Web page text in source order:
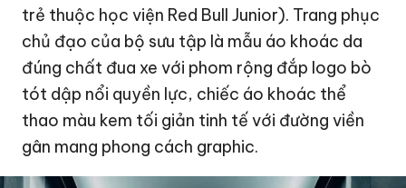
trẻ thuộc học viện Red Bull Junior). Trang phục
chủ đạo của bộ sưu tập là mẫu áo khoác da
đúng chất đua xe với phom rộng đắp logo bò
tót dập nổi quyền lực, chiếc áo khoác thể
thao màu kem tối giản tinh tế với đường viền
gân mang phong cách graphic.